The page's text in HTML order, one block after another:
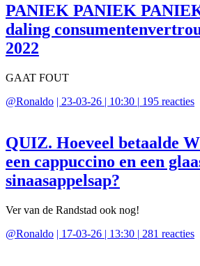
PANIEK PANIEK
daling
2022
GAAT FOUT
@Ronaldo | 23-03-26 | 10:30 | 195 reacties
QUIZ. Hoeveel betaalde
een cappuccino en een
sinaasappelsap?
Ver van de Randstad ook nog!
@Ronaldo | 17-03-26 | 13:30 | 281 reacties